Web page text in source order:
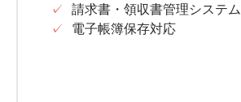
✓ 請求書・領収書管理システム
✓
電子帳簿保存対応